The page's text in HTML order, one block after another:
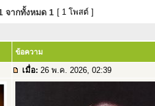
จากทั้งหมด 1 [ 1 โพสต์ ]
ข้อความ
เมื่อ: 26 พ.ค. 2026, 02:39